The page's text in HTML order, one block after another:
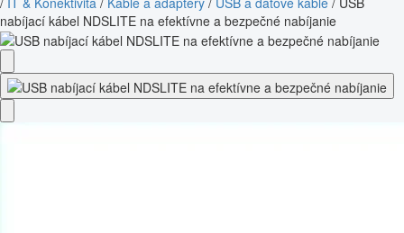
nabíjací kábel NDSLITE na efektívne a bezpečné nabíjanie